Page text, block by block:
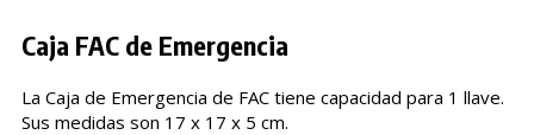
Caja FAC de Emergencia
La Caja de Emergencia de FAC tiene capacidad para 1 llave.
Sus medidas son 17 x 17 x 5 cm.